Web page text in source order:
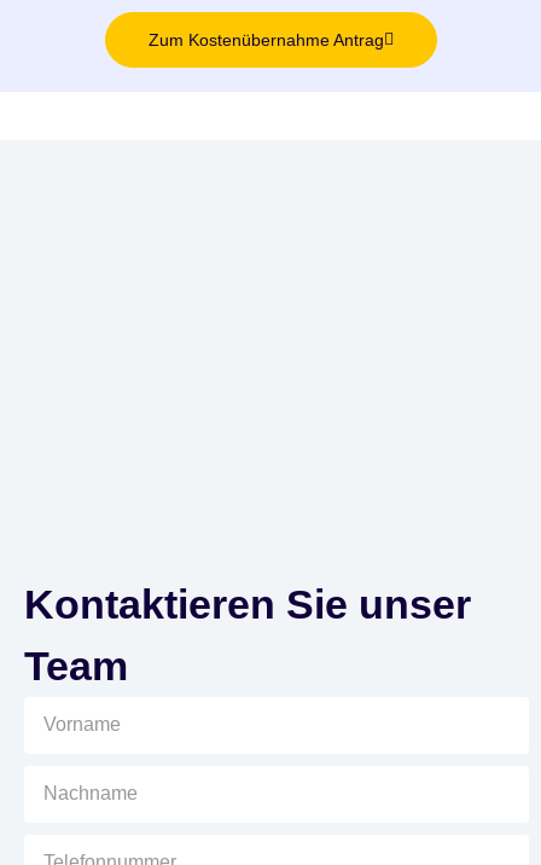
Zum Kostenübernahme Antrag
Kontaktieren Sie unser
Team